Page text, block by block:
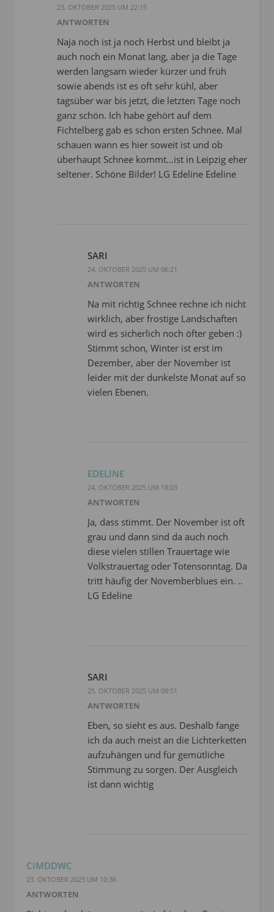
23. OKTOBER 2025 UM 22:15
ANTWORTEN
Naja noch ist ja noch Herbst und bleibt ja
auch noch ein Monat lang, aber ja die Tage
werden langsam wieder kürzer und früh
sowie abends ist es oft sehr kühl, aber
tagsüber war bis jetzt, die letzten Tage noch
ganz schön. Ich habe gehört auf dem
Fichtelberg gab es schon ersten Schnee. Mal
schauen wann es hier soweit ist und ob
überhaupt Schnee kommt…ist in Leipzig eher
seltener. Schöne Bilder! LG Edeline Edeline
SARI
24. OKTOBER 2025 UM 06:21
ANTWORTEN
Na mit richtig Schnee rechne ich nicht
wirklich, aber frostige Landschaften
wird es sicherlich noch öfter geben :)
Stimmt schon, Winter ist erst im
Dezember, aber der November ist
leider mit der dunkelste Monat auf so
vielen Ebenen.
EDELINE
24. OKTOBER 2025 UM 18:03
ANTWORTEN
Ja, dass stimmt. Der November ist oft
grau und dann sind da auch noch
diese vielen stillen Trauertage wie
Volkstrauertag oder Totensonntag. Da
tritt häufig der Novemberblues ein. ..
LG Edeline
SARI
25. OKTOBER 2025 UM 09:51
ANTWORTEN
Eben, so sieht es aus. Deshalb fange
ich da auch meist an die Lichterketten
aufzuhängen und für gemütliche
Stimmung zu sorgen. Der Ausgleich
ist dann wichtig
CIMDDWC
23. OKTOBER 2025 UM 10:36
ANTWORTEN